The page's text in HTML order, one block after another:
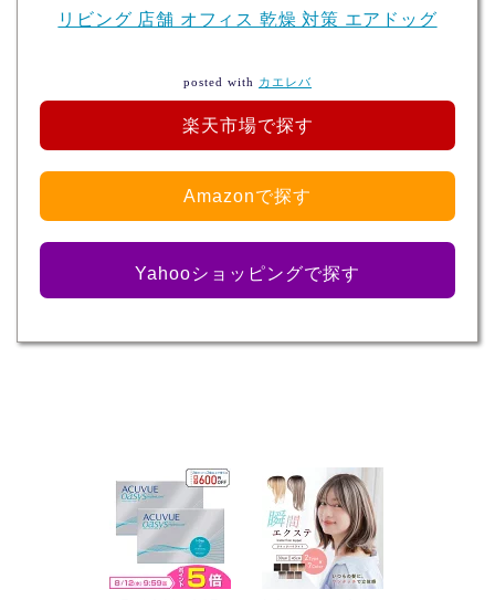
リビング 店舗 オフィス 乾燥 対策 エアドッグ
posted with カエレバ
楽天市場で探す
Amazonで探す
Yahooショッピングで探す